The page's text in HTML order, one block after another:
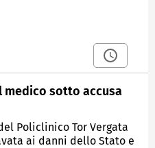
sotto accusa
Policlinico Tor Vergata
ai danni dello Stato e